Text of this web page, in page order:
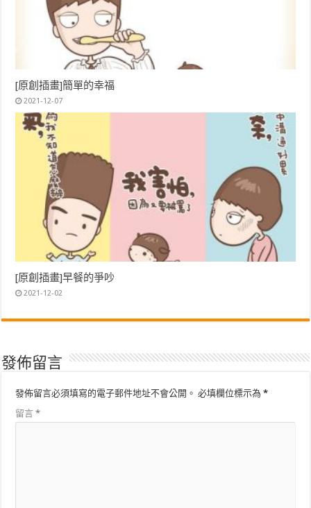
[原創插畫]簡單的幸福
2021-12-07
[原創插畫]早餐的爭吵
2021-12-02
發佈留言
發佈留言必須填寫的電子郵件地址不會公開。 必填欄位標示為*
留言*